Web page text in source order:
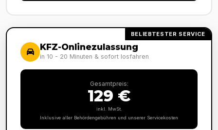
BELIEBTESTER SERVICE
KFZ-Onlinezulassung
in 10 - 20 Minuten & sofort losfahren
Gesamtpreis:
129 €
inkl. MwSt.
Inklusive aller Behördengebühren und unserer Servicekosten